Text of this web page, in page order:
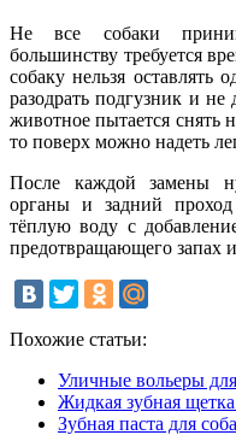
Не все собаки
большинству требуется
собаку нельзя оставлять
разодрать подгузник и не
животное пытается снять
то поверх можно надеть
После каждой замены
органы и задний
тёплую воду с
предотвращающего запах
Похожие статьи:
Уличные вольеры
Жидкая зубная
Зубная паста для